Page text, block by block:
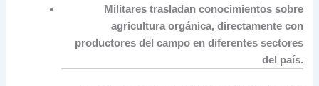
Militares trasladan conocimientos sobre
agricultura orgánica, directamente con
productores del campo en diferentes sectores
del país.